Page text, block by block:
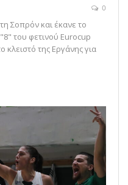
0
Σοπρόν και έκανε το
του φετινού Eurocup
κλειστό της Εργάνης για